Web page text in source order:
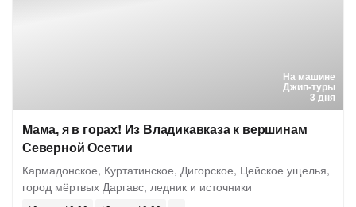
На машине
Джип-туры
3 дня
Мама, я в горах! Из Владикавказа к вершинам
Северной Осетии
Кармадонское, Куртатинское, Дигорское, Цейское ущелья,
город мёртвых Даргавс, ледник и источники